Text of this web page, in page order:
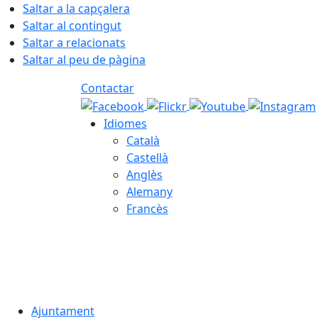
Saltar a la capçalera
Saltar al contingut
Saltar a relacionats
Saltar al peu de pàgina
Contactar
Idiomes
Català
Castellà
Anglès
Alemany
Francès
Ajuntament